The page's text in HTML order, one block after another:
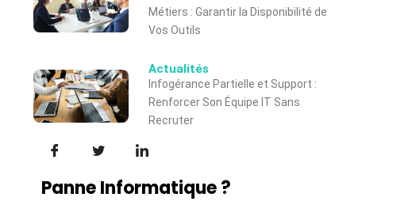
Métiers : Garantir la Disponibilité de
Vos Outils
Actualités
Infogérance Partielle et Support :
Renforcer Son Équipe IT Sans
Recruter
Panne Informatique ?